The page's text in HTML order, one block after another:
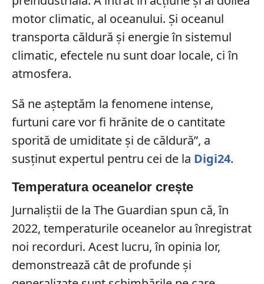
motor climatic, al oceanului. Și oceanul
transporta căldură și energie în sistemul
climatic, efectele nu sunt doar locale, ci în
atmosfera.
Să ne așteptăm la fenomene intense,
furtuni care vor fi hrănite de o cantitate
sporită de umiditate și de căldură”, a
susținut expertul pentru cei de la Digi24.
Temperatura oceanelor crește
Jurnaliștii de la The Guardian spun că, în
2022, temperaturile oceanelor au înregistrat
noi recorduri. Acest lucru, în opinia lor,
demonstrează cât de profunde și